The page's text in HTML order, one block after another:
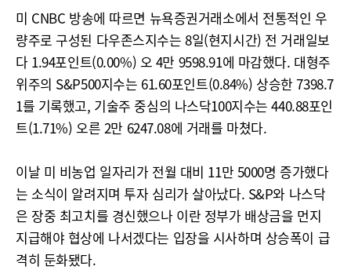
미 CNBC 방송에 따르면 뉴욕증권거래소에서 전통적인 우
량주로 구성된 다우존스지수는 8일(현지시간) 전 거래일보
다 1.94포인트(0.00%) 오 4만 9598.91에 마감했다. 대형주
위주의 S&P500지수는 61.60포인트(0.84%) 상승한 7398.7
1를 기록했고, 기술주 중심의 나스닥100지수는 440.88포인
트(1.71%) 오른 2만 6247.08에 거래를 마쳤다.
이날 미 비농업 일자리가 전월 대비 11만 5000명 증가했다
는 소식이 알려지며 투자 심리가 살아났다. S&P와 나스닥
은 장중 최고치를 경신했으나 이란 정부가 배상금을 먼지
지급해야 협상에 나서겠다는 입장을 시사하며 상승폭이 급
격히 둔화됐다.